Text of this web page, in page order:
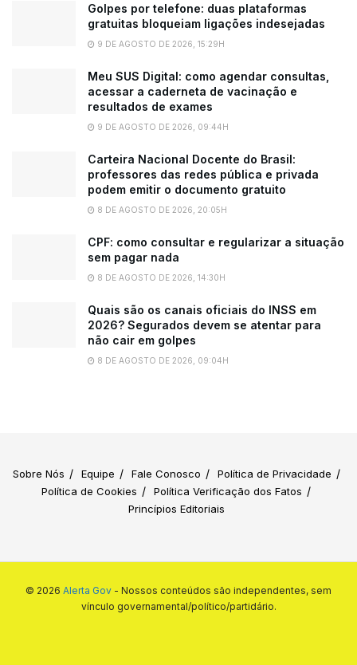
Golpes por telefone: duas plataformas
gratuitas bloqueiam ligações indesejadas
9 DE AGOSTO DE 2026, 15:29H
Meu SUS Digital: como agendar consultas,
acessar a caderneta de vacinação e
resultados de exames
9 DE AGOSTO DE 2026, 09:44H
Carteira Nacional Docente do Brasil:
professores das redes pública e privada
podem emitir o documento gratuito
8 DE AGOSTO DE 2026, 20:05H
CPF: como consultar e regularizar a situação
sem pagar nada
8 DE AGOSTO DE 2026, 14:30H
Quais são os canais oficiais do INSS em
2026? Segurados devem se atentar para
não cair em golpes
8 DE AGOSTO DE 2026, 09:04H
Sobre Nós Equipe Fale Conosco
Política de Privacidade
Política de Cookies
Política Verificação dos Fatos
Princípios Editoriais
© 2026 Alerta Gov - Nossos conteúdos são independentes, sem
vínculo governamental/político/partidário.